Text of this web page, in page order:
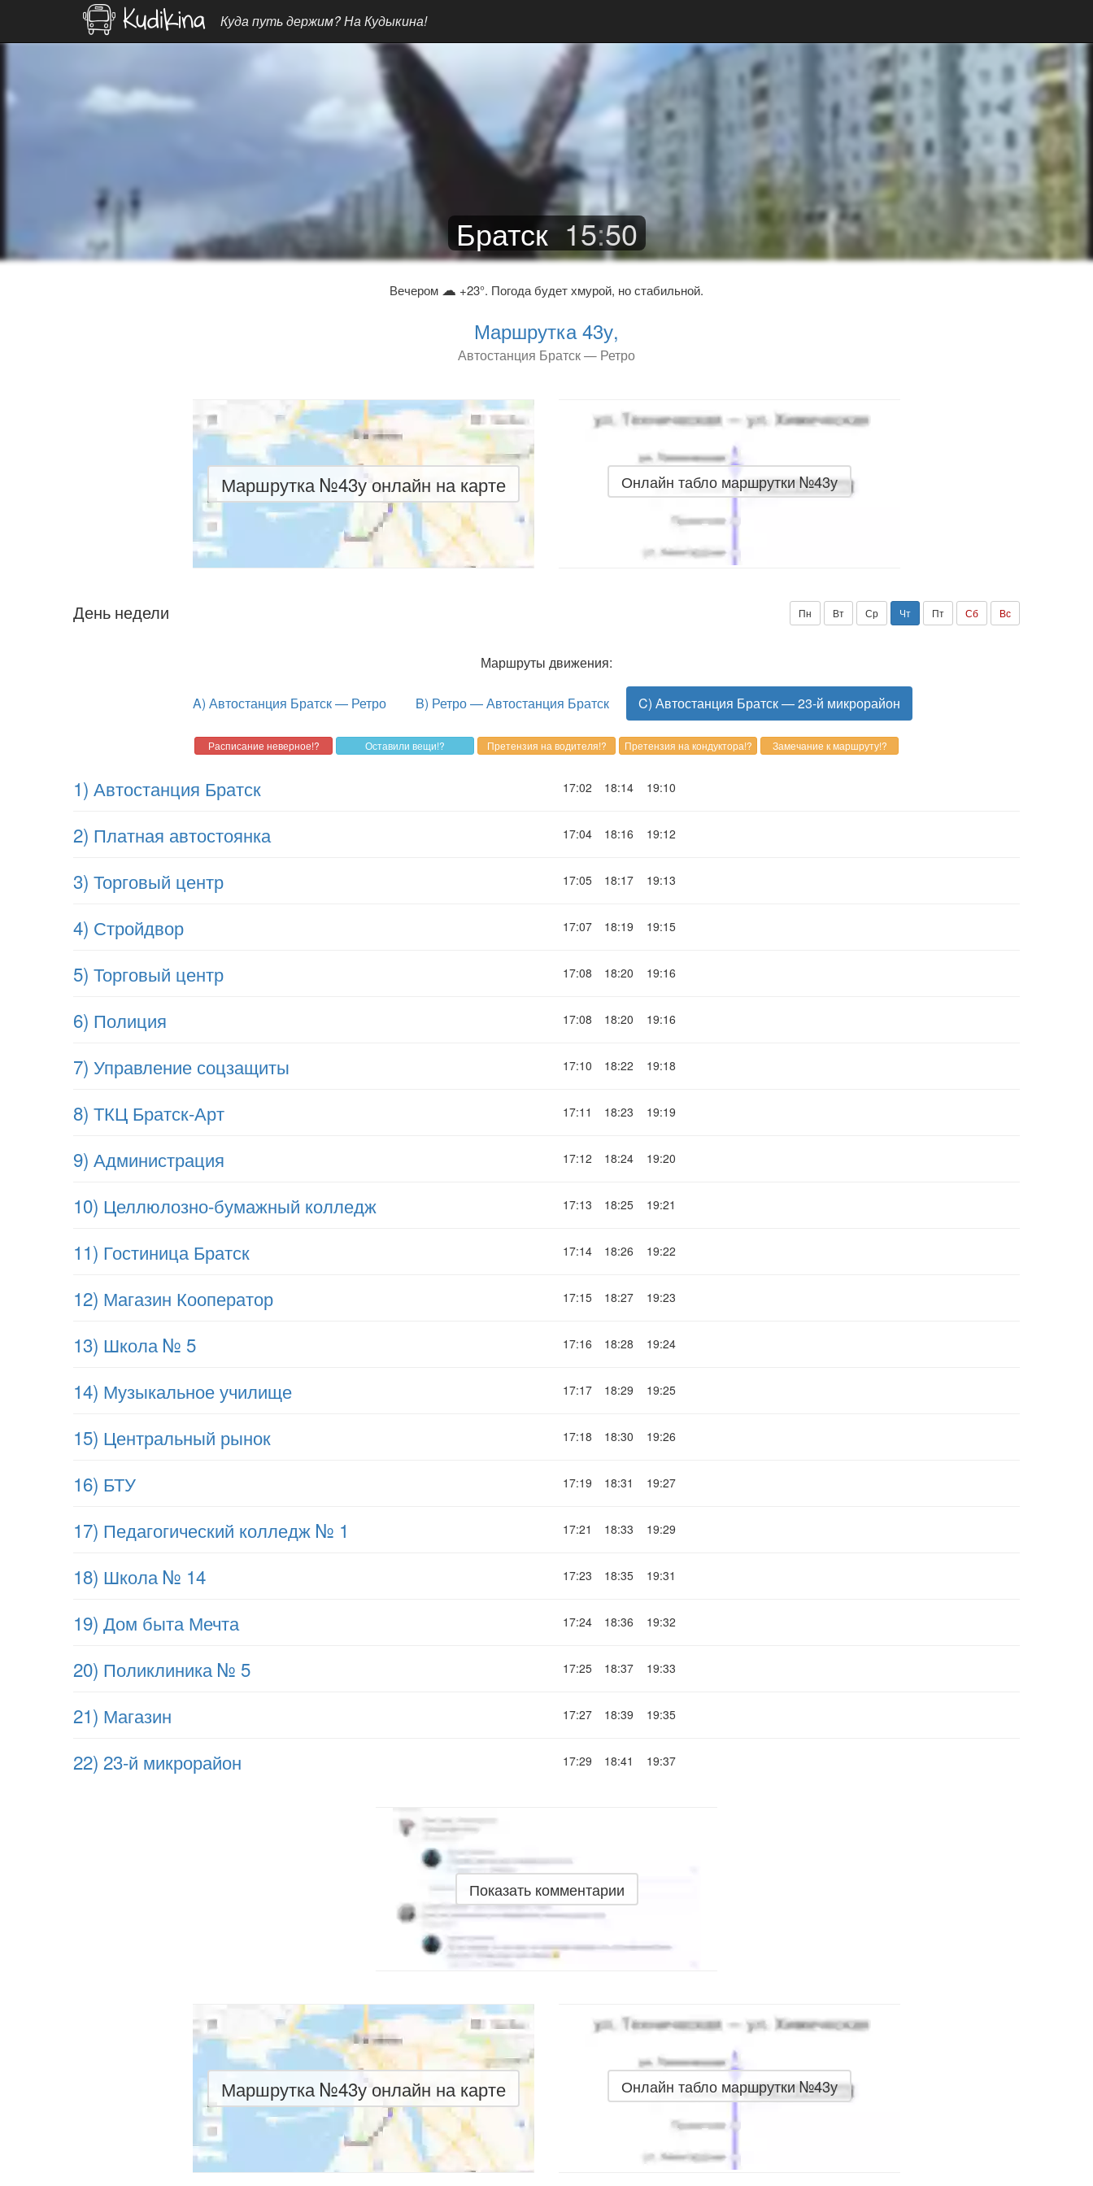
Куда путь держим? На Кудыкина!
Братск 15:50
Вечером ☁ +23°. Погода будет хмурой, но стабильной.
Маршрутка 43у,
Автостанция Братск — Ретро
Маршрутка №43у онлайн на карте Онлайн табло маршрутки №43у
День недели Пн Вт Ср Чт Пт Сб Вс
Маршруты движения:
A) Автостанция Братск — Ретро B) Ретро — Автостанция Братск C) Автостанция Братск — 23-й микрорайон
1) Автостанция Братск 17:02 18:14 19:10
2) Платная автостоянка 17:04 18:16 19:12
3) Торговый центр 17:05 18:17 19:13
4) Стройдвор 17:07 18:19 19:15
5) Торговый центр 17:08 18:20 19:16
6) Полиция 17:08 18:20 19:16
7) Управление соцзащиты 17:10 18:22 19:18
8) ТКЦ Братск-Арт 17:11 18:23 19:19
9) Администрация 17:12 18:24 19:20
10) Целлюлозно-бумажный колледж 17:13 18:25 19:21
11) Гостиница Братск 17:14 18:26 19:22
12) Магазин Кооператор 17:15 18:27 19:23
13) Школа № 5 17:16 18:28 19:24
14) Музыкальное училище 17:17 18:29 19:25
15) Центральный рынок 17:18 18:30 19:26
16) БТУ 17:19 18:31 19:27
17) Педагогический колледж № 1 17:21 18:33 19:29
18) Школа № 14 17:23 18:35 19:31
19) Дом быта Мечта 17:24 18:36 19:32
20) Поликлиника № 5 17:25 18:37 19:33
21) Магазин 17:27 18:39 19:35
22) 23-й микрорайон 17:29 18:41 19:37
Показать комментарии
Маршрутка №43у онлайн на карте Онлайн табло маршрутки №43у